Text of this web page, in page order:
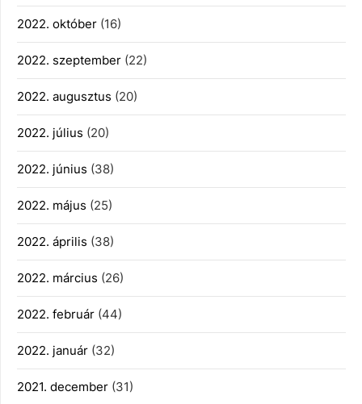
2022. október (16)
2022. szeptember (22)
2022. augusztus (20)
2022. július (20)
2022. június (38)
2022. május (25)
2022. április (38)
2022. március (26)
2022. február (44)
2022. január (32)
2021. december (31)